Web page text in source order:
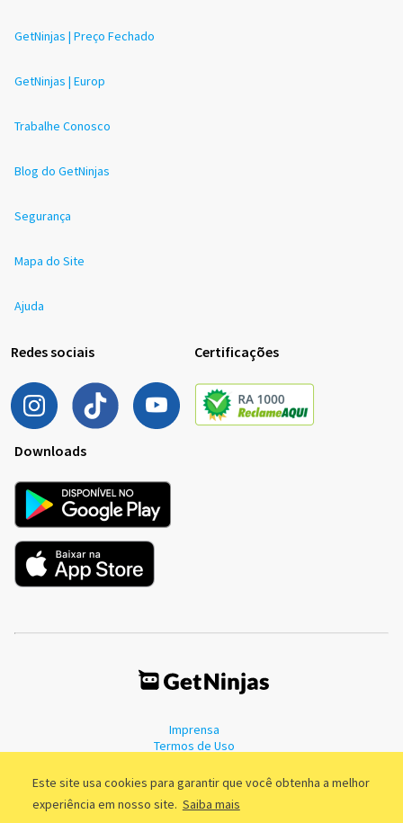
Este site usa cookies para garantir que você obtenha a melhor
experiência em nosso site. Saiba mais
GetNinjas | Preço Fechado
GetNinjas | Europ
Trabalhe Conosco
Blog do GetNinjas
Segurança
Mapa do Site
Ajuda
Redes sociais Certificações
Downloads
Imprensa
Termos de Uso